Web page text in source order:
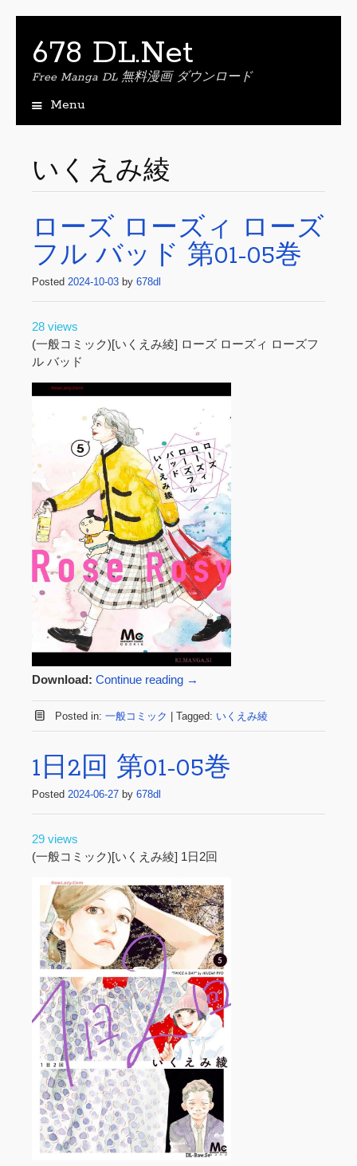
678 DL.Net
Free Manga DL 無料漫画 ダウンロード
Menu
c
o
e
n
t
いくえみ綾
ローズ ローズィ ローズ
フル バッド 第01-05巻
Posted 2024-10-03 by 678dl
28 views
(一般コミック)[いくえみ綾] ローズ ローズィ ローズフ
ル バッド
Download: Continue reading →
Posted in: 一般コミック | Tagged: いくえみ綾
1日2回 第01-05巻
Posted 2024-06-27 by 678dl
29 views
(一般コミック)[いくえみ綾] 1日2回